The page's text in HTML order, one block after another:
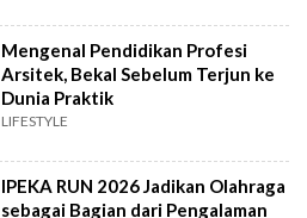
Mengenal Pendidikan Profesi
Arsitek, Bekal Sebelum Terjun ke
Dunia Praktik
LIFESTYLE
IPEKA RUN 2026 Jadikan Olahraga
sebagai Bagian dari Pengalaman